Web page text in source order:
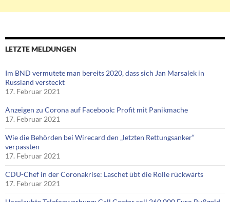
LETZTE MELDUNGEN
Im BND vermutete man bereits 2020, dass sich Jan Marsalek in
Russland versteckt
17. Februar 2021
Anzeigen zu Corona auf Facebook: Profit mit Panikmache
17. Februar 2021
Wie die Behörden bei Wirecard den „letzten Rettungsanker“
verpassten
17. Februar 2021
CDU-Chef in der Coronakrise: Laschet übt die Rolle rückwärts
17. Februar 2021